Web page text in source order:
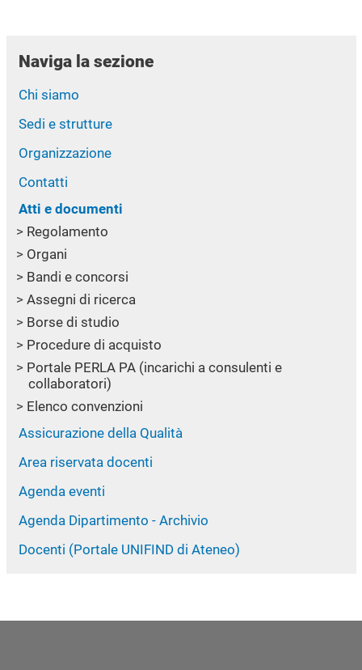
Naviga la sezione
Chi siamo
Sedi e strutture
Organizzazione
Contatti
Atti e documenti
Regolamento
Organi
Bandi e concorsi
Assegni di ricerca
Borse di studio
Procedure di acquisto
Portale PERLA PA (incarichi a consulenti e
collaboratori)
Elenco convenzioni
Assicurazione della Qualità
Area riservata docenti
Agenda eventi
Agenda Dipartimento - Archivio
Docenti (Portale UNIFIND di Ateneo)